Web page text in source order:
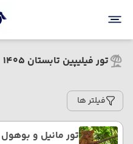
تور فیلیپین تابستان 1405
فیلتر ها
تور مانیل و بوهول